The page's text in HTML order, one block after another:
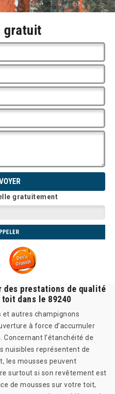
gratuit
gratuitement
des prestations de qualité
dans le 89240
et autres champignons
à force d’accumuler
Concernant l’étanchéité de
nuisibles représentent de
les mousses peuvent
surtout si son revêtement est
de mousses sur votre toit,